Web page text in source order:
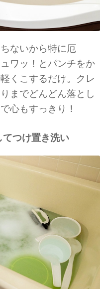
ないから特に厄
ワッ！とパンチをか
くこするだけ。クレ
までどんどん落とし
心もすっきり！
てつけ置き洗い